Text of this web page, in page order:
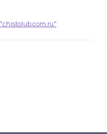
"chistolub.com.ru"